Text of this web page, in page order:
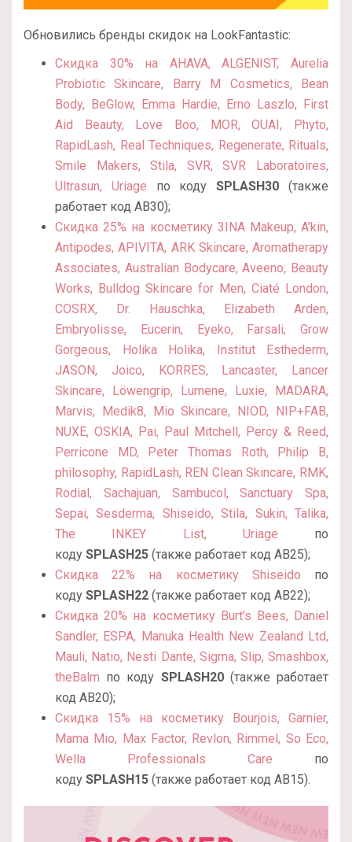
Обновились бренды скидок на LookFantastic:
Скидка 30% на AHAVA, ALGENIST, Aurelia
Probiotic Skincare, Barry M Cosmetics, Bean
Body, BeGlow, Emma Hardie, Erno Laszlo, First
Aid Beauty, Love Boo, MOR, OUAI, Phyto,
RapidLash, Real Techniques, Regenerate, Rituals,
Smile Makers, Stila, SVR, SVR Laboratoires,
Ultrasun, Uriage по кодуSPLASH30
(также
работает код AB30);
Скидка 25% на косметику 3INA Makeup, A’kin,
Antipodes, APIVITA, ARK Skincare, Aromatherapy
Associates, Australian Bodycare, Aveeno, Beauty
Works, Bulldog Skincare for Men, Ciaté London,
COSRX, Dr. Hauschka, Elizabeth Arden,
Embryolisse, Eucerin, Eyeko, Farsali, Grow
Gorgeous, Holika Holika, Institut Esthederm,
JASON, Joico, KORRES, Lancaster, Lancer
Skincare, Löwengrip, Lumene, Luxie, MADARA,
Marvis, Medik8, Mio Skincare, NIOD, NIP+FAB,
NUXE, OSKIA, Pai, Paul Mitchell, Percy & Reed,
Perricone MD, Peter Thomas Roth, Philip B,
philosophy, RapidLash, REN Clean Skincare, RMK,
Rodial, Sachajuan, Sambucol, Sanctuary Spa,
Sepai, Sesderma, Shiseido, Stila, Sukin, Talika,
The INKEY List, Uriage по
коду SPLASH25 (также работает код AB25);
Скидка 22% на косметику Shiseido по
коду SPLASH22 (также работает код AB22);
Скидка 20% на косметику Burt’s Bees, Daniel
Sandler, ESPA, Manuka Health New Zealand Ltd,
Mauli, Natio, Nesti Dante, Sigma, Slip, Smashbox,
theBalm по коду SPLASH20 (также работает
код AB20);
Скидка 15% на косметику Bourjois, Garnier,
Mama Mio, Max Factor, Revlon, Rimmel, So Eco,
Wella Professionals Care по
коду SPLASH15 (также работает код AB15).